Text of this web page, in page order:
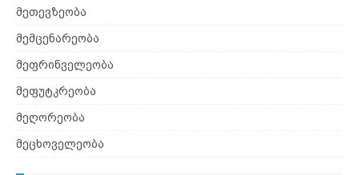
მეთევზეობა
მემცენარეობა
მეფრინველეობა
მეფუტკრეობა
მეღორეობა
მეცხოველეობა